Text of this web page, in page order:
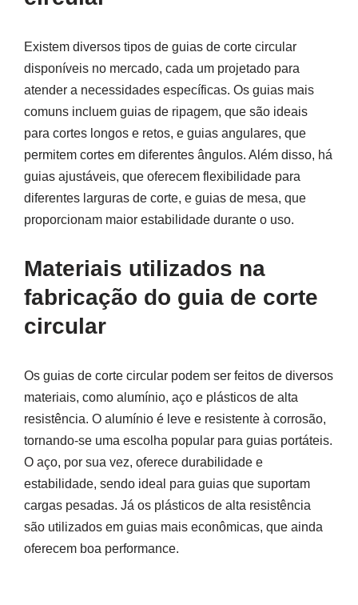
Existem diversos tipos de guias de corte circular
disponíveis no mercado, cada um projetado para
atender a necessidades específicas. Os guias mais
comuns incluem guias de ripagem, que são ideais
para cortes longos e retos, e guias angulares, que
permitem cortes em diferentes ângulos. Além disso, há
guias ajustáveis, que oferecem flexibilidade para
diferentes larguras de corte, e guias de mesa, que
proporcionam maior estabilidade durante o uso.
Materiais utilizados na
fabricação do guia de corte
circular
Os guias de corte circular podem ser feitos de diversos
materiais, como alumínio, aço e plásticos de alta
resistência. O alumínio é leve e resistente à corrosão,
tornando-se uma escolha popular para guias portáteis.
O aço, por sua vez, oferece durabilidade e
estabilidade, sendo ideal para guias que suportam
cargas pesadas. Já os plásticos de alta resistência
são utilizados em guias mais econômicas, que ainda
oferecem boa performance.